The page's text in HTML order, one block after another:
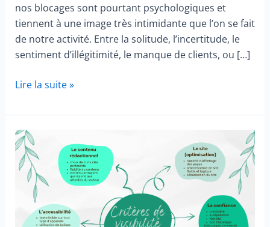
nos blocages sont pourtant psychologiques et
tiennent à une image très intimidante que l’on se fait
de notre activité. Entre la solitude, l’incertitude, le
sentiment d’illégitimité, le manque de clients, ou […]
Freelance
:
surmonter
les
défis
réussir
Lire la suite »